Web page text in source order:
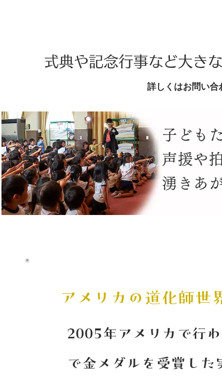
式典や記念行事など大き
詳しくはお問い合
子ども
声援や
湧きあ
アメリカの道化師世
2005年アメリカで行
で金メダルを受賞し